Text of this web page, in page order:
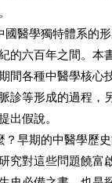
醫學獨特體系的形
的六百年之間。本
間各種中醫學核心
診等形成的過程，
出假說。
早期的中醫學歷史
究對這些問題饒富